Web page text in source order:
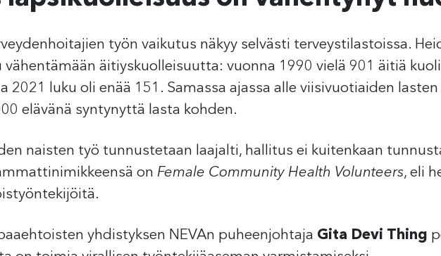
työn vaikutus näkyy selvästi terveystilastoissa.
äitiyskuolleisuutta: vuonna 1990 vielä 901 äitiä
2021 luku oli enää 151. Samassa ajassa alle viisivuotiaiden
elävänä syntynyttä lasta kohden.
naisten työ tunnustetaan laajalti, hallitus ei kuitenkaan
on Female Community Health Volunteers, eli
yhdistyksen NEVAn puheenjohtaja Gita Devi Thing